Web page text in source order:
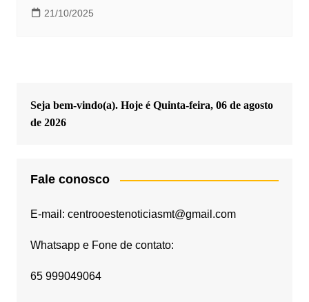
21/10/2025
Seja bem-vindo(a). Hoje é Quinta-feira, 06 de agosto
de 2026
Fale conosco
E-mail: centrooestenoticiasmt@gmail.com
Whatsapp e Fone de contato:
65 999049064